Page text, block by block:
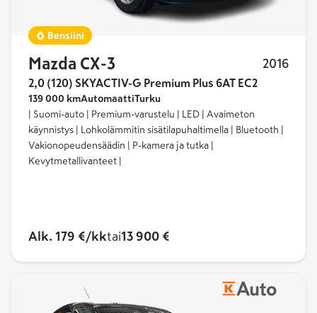
Bensiini
Mazda CX-3 2016
2,0 (120) SKYACTIV-G Premium Plus 6AT EC2
139 000 kmAutomaattiTurku
| Suomi-auto | Premium-varustelu | LED | Avaimeton
käynnistys | Lohkolämmitin sisätilapuhaltimella | Bluetooth |
Vakionopeudensäädin | P-kamera ja tutka |
Kevytmetallivanteet |
Alk. 179 €/kktai13 900 €